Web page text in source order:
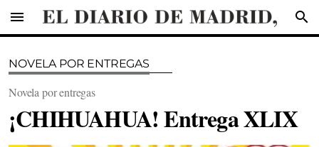
menu search
NOVELA POR ENTREGAS
Novela por entregas
¡CHIHUAHUA! Entrega XLIX